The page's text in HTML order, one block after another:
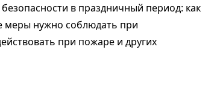
в праздничный период: как
меры нужно соблюдать при
при пожаре и других